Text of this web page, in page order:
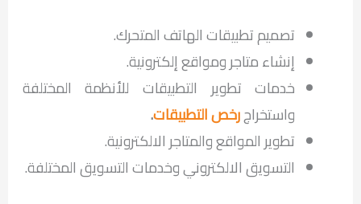
تصميم تطبيقات الهاتف المتحرك.
إنشاء متاجر ومواقع إلكترونية.
خدمات تطوير التطبيقات للأنظمة المختلفة
واستخراجرخص التطبيقات.
تطوير المواقع والمتاجر الالكترونية.
التسويق الالكتروني وخدمات التسويق المختلفة.